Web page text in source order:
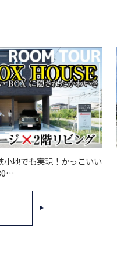
小地でも実現！かっこいい